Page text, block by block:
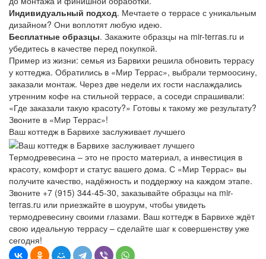
Индивидуальный подход. Мечтаете о террасе с уникальным
дизайном? Они воплотят любую идею.
Бесплатные образцы. Закажите образцы на mir-terras.ru и
убедитесь в качестве перед покупкой.
Пример из жизни: семья из Барвихи решила обновить террасу
у коттеджа. Обратились в «Мир Террас», выбрали термоосину,
заказали монтаж. Через две недели их гости наслаждались
утренним кофе на стильной террасе, а соседи спрашивали:
«Где заказали такую красоту?» Готовы к такому же результату?
Звоните в «Мир Террас»!
Ваш коттедж в Барвихе заслуживает лучшего
Термодревесина – это не просто материал, а инвестиция в
красоту, комфорт и статус вашего дома. С «Мир Террас» вы
получите качество, надёжность и поддержку на каждом этапе.
Звоните +7 (915) 344-45-30, заказывайте образцы на mir-
terras.ru или приезжайте в шоурум, чтобы увидеть
термодревесину своими глазами. Ваш коттедж в Барвихе ждёт
свою идеальную террасу – сделайте шаг к совершенству уже
сегодня!